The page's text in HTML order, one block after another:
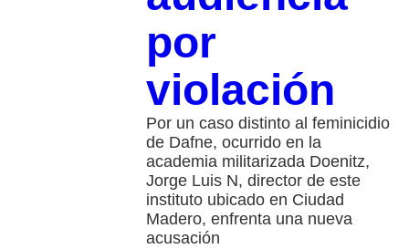
por
violación
Por un caso distinto al feminicidio
de Dafne, ocurrido en la
academia militarizada Doenitz,
Jorge Luis N, director de este
instituto ubicado en Ciudad
Madero, enfrenta una nueva
acusación